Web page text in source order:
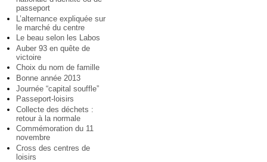
passeport
L’alternance expliquée sur
le marché du centre
Le beau selon les Labos
Auber 93 en quête de
victoire
Choix du nom de famille
Bonne année 2013
Journée “capital souffle”
Passeport-loisirs
Collecte des déchets :
retour à la normale
Commémoration du 11
novembre
Cross des centres de
loisirs